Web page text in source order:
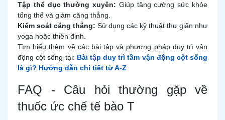
Tập thể dục thường xuyên: Giúp tăng cường sức khỏe
tổng thể và giảm căng thẳng.
Kiểm soát căng thẳng: Sử dụng các kỹ thuật thư giãn như
yoga hoặc thiền định.
Tìm hiểu thêm về các bài tập và phương pháp duy trì vận
động cột sống tại: Bài tập duy trì tầm vận động cột sống
là gì? Hướng dẫn chi tiết từ A-Z
FAQ - Câu hỏi thường gặp về
thuốc ức chế tế bào T